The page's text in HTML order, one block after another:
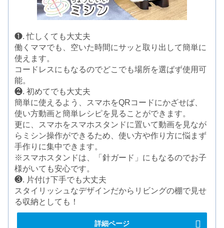
❶. 忙しくても大丈夫
働くママでも、空いた時間にサッと取り出して簡単に
使えます。
コードレスにもなるのでどこでも場所を選ばず使用可
能。
❷. 初めてでも大丈夫
簡単に使えるよう、スマホをQRコードにかざせば、
使い方動画と簡単レシピを見ることができます。
更に、スマホをスマホスタンドに置いて動画を見なが
らミシン操作ができるため、使い方や作り方に悩まず
手作りに集中できます。
※スマホスタンドは、「針ガード」にもなるのでお子
様がいても安心です。
❸. 片付け下手でも大丈夫
スタイリッシュなデザインだからリビングの棚で見せ
る収納としても！
詳細ページ